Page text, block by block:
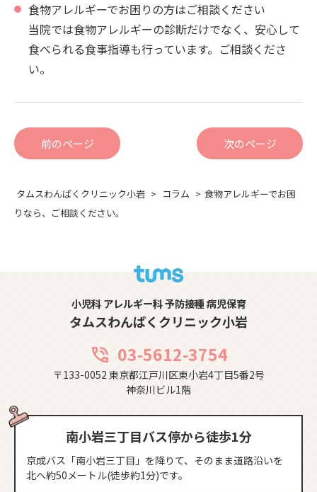
食物アレルギーでお困りの方はご相談ください
当院では食物アレルギーの診断だけでなく、安心して
食べられる食事指導も行っています。ご相談くださ
い。
前のページ 次のページ
タムスわんぱくクリニック小岩 コラム
食物アレルギーでお困
りなら、ご相談ください。
小児科 アレルギー科 予防接種 病児保育
タムスわんぱくクリニック小岩
phone_in_talk 03-5612-3754
〒133-0052 東京都江戸川区東小岩4丁目5番2号
神奈川ビル1階
南小岩三丁目バス停から徒歩1分
京成バス「南小岩三丁目」を降りて、そのまま道路沿いを
北へ約50メートル(徒歩約1分)です。